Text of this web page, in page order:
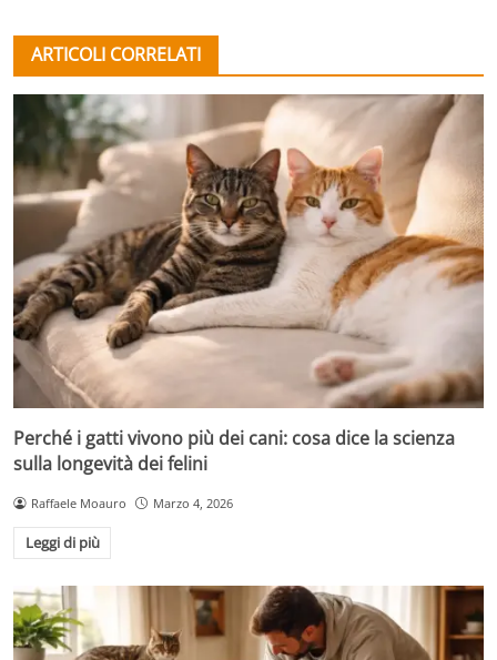
ARTICOLI CORRELATI
Perché i gatti vivono più dei cani: cosa dice la scienza
sulla longevità dei felini
Raffaele Moauro Marzo 4, 2026
Leggi di più